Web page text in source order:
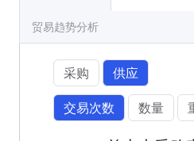
贸易趋势分析
采购
供应
交易次数
数量